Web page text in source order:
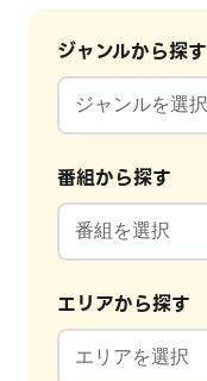
ジャンルから探す
番組から探す
エリアから探す